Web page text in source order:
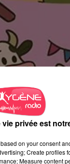
privée est
on your consent
Create profiles
Measure content